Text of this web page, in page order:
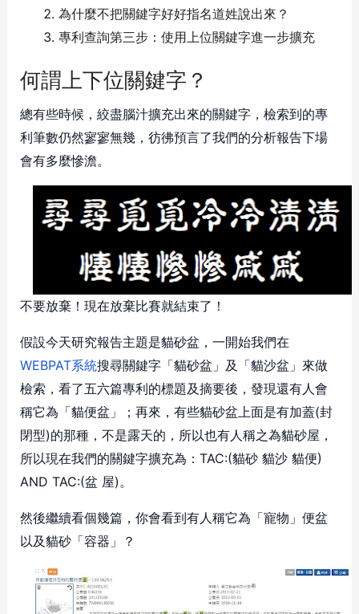
為什麼不把關鍵字好好指名道姓說出來？
專利查詢第三步：使用上位關鍵字進一步擴充
何謂上下位關鍵字？
總有些時候，絞盡腦汁擴充出來的關鍵字，檢索到的專
利筆數仍然寥寥無幾，彷彿預言了我們的分析報告下場
會有多麼慘澹。
不要放棄！現在放棄比賽就結束了！
假設今天研究報告主題是貓砂盆，一開始我們在
WEBPAT系統搜尋關鍵字「貓砂盆」及「貓沙盆」來做
檢索，看了五六篇專利的標題及摘要後，發現還有人會
稱它為「貓便盆」；再來，有些貓砂盆上面是有加蓋(封
閉型)的那種，不是露天的，所以也有人稱之為貓砂屋，
所以現在我們的關鍵字擴充為：TAC:(貓砂 貓沙 貓便)
AND TAC:(盆 屋)。
然後繼續看個幾篇，你會看到有人稱它為「寵物」便盆
以及貓砂「容器」？